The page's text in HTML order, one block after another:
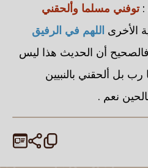
:توفني مسلما وألحقني
الأخرى اللهم في الرفيق
أن الحديث هذا ليس
بل ألحقني بالنبيين
نعم .